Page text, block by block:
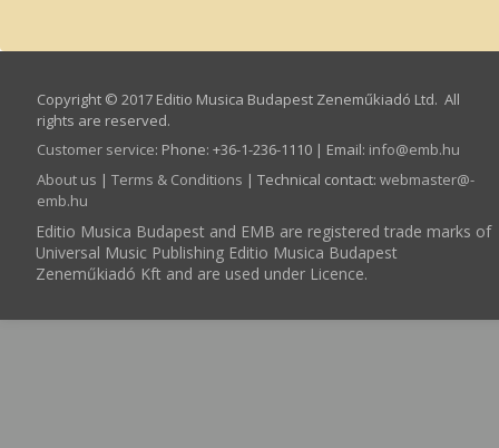
Copyright © 2017 Editio Musica Budapest Zeneműkiadó Ltd. All
rights are reserved.
Customer service: Phone: +36-1-236-1110 | Email: info­@­emb.hu
About us | Terms & Conditions | Technical contact: webmaster­@­
emb.hu
Editio Musica Budapest and EMB are registered trade marks of
Universal Music Publishing Editio Musica Budapest
Zeneműkiadó Kft and are used under Licence.